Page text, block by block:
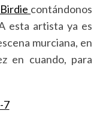
contándonos
esta artista ya es
murciana, en
en cuando, para